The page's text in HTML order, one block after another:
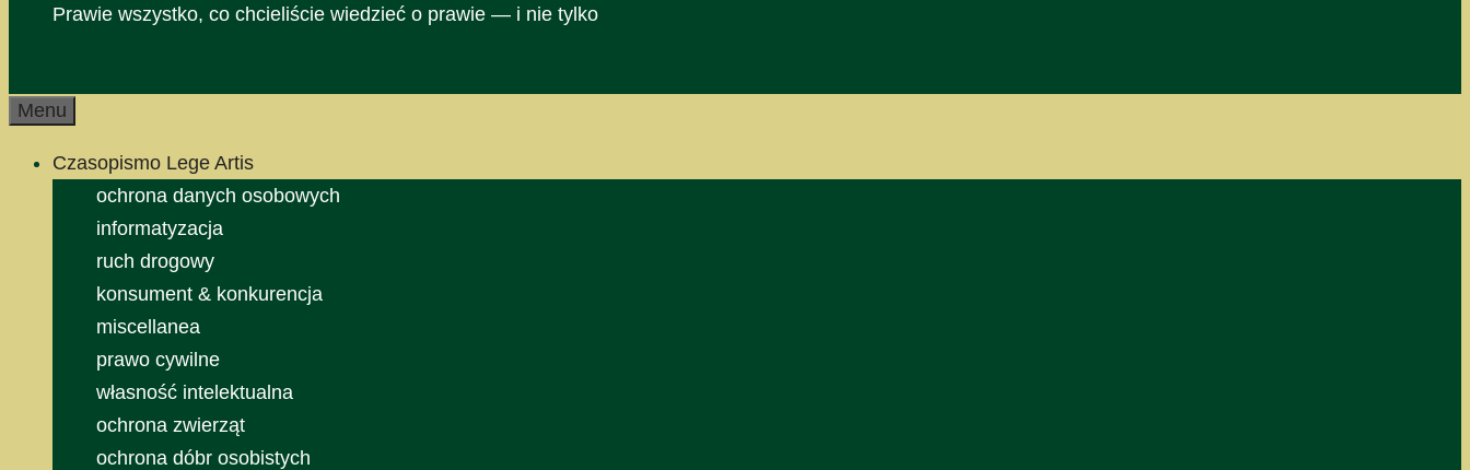
Prawie wszystko, co chcieliście wiedzieć o prawie — i nie tylko
Menu
Czasopismo Lege Artis
ochrona danych osobowych
informatyzacja
ruch drogowy
konsument & konkurencja
miscellanea
prawo cywilne
własność intelektualna
ochrona zwierząt
ochrona dóbr osobistych